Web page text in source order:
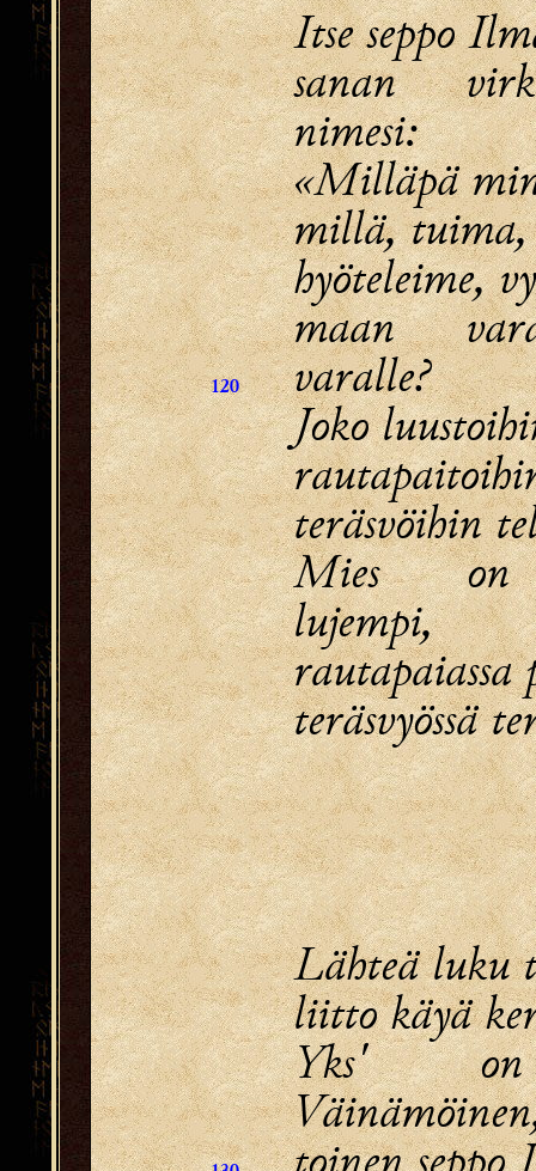
120
Itse seppo
sanan
nimesi:
«Milläpä
millä, tuima,
hyöteleime,
maan
varalle?
Joko
teräsvöihin
Mies on
lujempi,
rautapaiassa
teräsvyössä
Lähteä luku
liitto käyä
Yks'